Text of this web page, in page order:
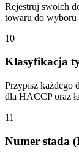
Rejestruj swoich
towaru do wyboru
10
Klasyfikacja
Przypisz każdego
dla HACCP oraz
11
Numer stada